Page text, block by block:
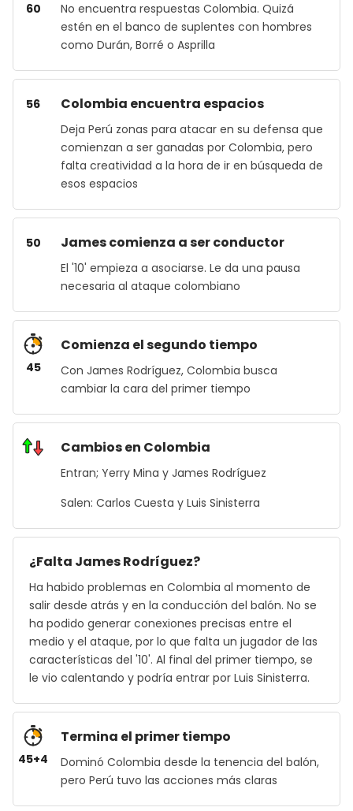
60
No encuentra respuestas Colombia. Quizá
estén en el banco de suplentes con hombres
como Durán, Borré o Asprilla
56 Colombia encuentra espacios
Deja Perú zonas para atacar en su defensa que
comienzan a ser ganadas por Colombia, pero
falta creatividad a la hora de ir en búsqueda de
esos espacios
50 James comienza a ser conductor
El '10' empieza a asociarse. Le da una pausa
necesaria al ataque colombiano
45
Comienza el segundo tiempo
Con James Rodríguez, Colombia busca
cambiar la cara del primer tiempo
Cambios en Colombia
Entran; Yerry Mina y James Rodríguez
Salen: Carlos Cuesta y Luis Sinisterra
¿Falta James Rodríguez?
Ha habido problemas en Colombia al momento de
salir desde atrás y en la conducción del balón. No se
ha podido generar conexiones precisas entre el
medio y el ataque, por lo que falta un jugador de las
características del '10'. Al final del primer tiempo, se
le vio calentando y podría entrar por Luis Sinisterra.
45+4
Termina el primer tiempo
Dominó Colombia desde la tenencia del balón,
pero Perú tuvo las acciones más claras